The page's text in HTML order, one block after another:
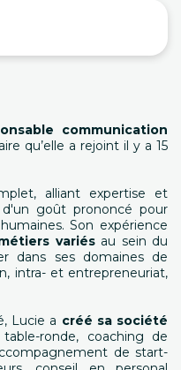
communication
qu’elle a rejoint il y a 15
alliant expertise et
goût prononcé pour
Son expérience
variés au sein du
dans ses domaines de
intra- et entrepreneuriat,
Lucie a créé sa société
ronde, coaching de
de start-